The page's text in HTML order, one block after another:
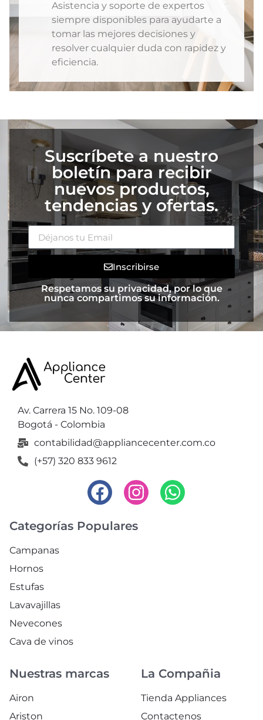
Asistencia y soporte de expertos
siempre disponibles para ayudarte a
tomar las mejores decisiones y
resolver cualquier duda con rapidez y
eficiencia.
Suscríbete a nuestro
boletín para recibir
nuevos productos,
tendencias y ofertas.
Inscribirse
Respetamos su privacidad, por lo que
nunca compartimos su información.
Av. Carrera 15 No. 109-08
Bogotá - Colombia
contabilidad@appliancecenter.com.co
(+57) 320 833 9612
Categorías Populares
Campanas
Hornos
Estufas
Lavavajillas
Nevecones
Cava de vinos
Nuestras marcas
Airon
Ariston
La Compañia
Tienda Appliances
Contactenos